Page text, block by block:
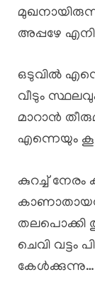
അപ്പഴേ
ഒടുവിൽ
വീടും
മാറാൻ
എന്നെയും
കുറച്ച് നേരം
തലപൊക്കി
ചെവി വട്ടം